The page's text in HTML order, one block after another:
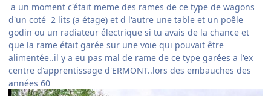
a un moment c'était meme des rames de ce type de wagons
d'un coté 2 lits (a étage) et d l'autre une table et un poêle
godin ou un radiateur électrique si tu avais de la chance et
que la rame était garée sur une voie qui pouvait être
alimentée..il y a eu pas mal de rame de ce type garées a l'ex
centre d'apprentissage d'ERMONT..lors des embauches des
années 60